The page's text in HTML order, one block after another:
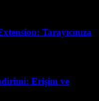
Tarayıcınıza
Erişim ve